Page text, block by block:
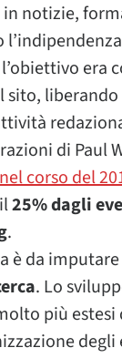
notizie,
era
di Paul
corso del
25% dagli
.
è da
. Lo
più